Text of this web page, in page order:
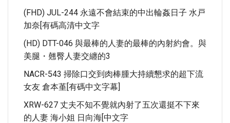
(FHD) JUL-244 永遠不會結束的中出輪姦日子 水戸
加奈[有碼高清中文字
(HD) DTT-046 與最棒的人妻的最棒的內射約會。與
美腿・翹臀人妻交纏的3
NACR-543 掃除口交到肉棒腫大持續懇求的超下流
女友 倉本堇[有碼中文字幕]
XRW-627 丈夫不知不覺就內射了五次還挺不下來
的人妻 海小姐 日向海[中文字